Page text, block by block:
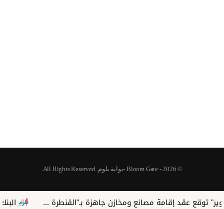
© 2026 - Bloom Gate -بوابة بلوم. All Rights Reserved.
البنك الزراعي المصري